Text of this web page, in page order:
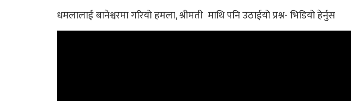
धमलालाई बानेश्वरमा गरियो हमला, श्रीमती माथि पनि उठाईयो प्रश्न- भिडियो हेर्नुस